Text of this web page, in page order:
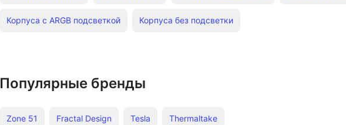
Корпуса с ARGB подсветкой Корпуса без подсветки
Популярные бренды
Zone 51 Fractal Design Tesla Thermaltake